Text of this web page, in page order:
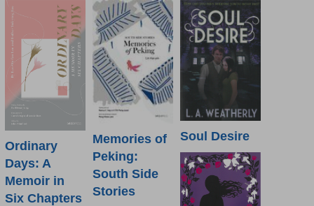
Ordinary
Days: A
Memoir in
Six Chapters
Memories of
Peking:
South Side
Stories
Soul Desire